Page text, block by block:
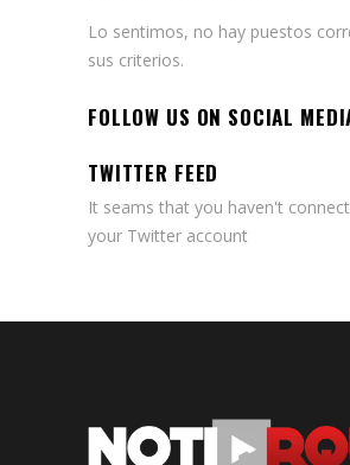
Lo sentimos, no hay puestos
sus criterios.
FOLLOW US ON SOCIAL
TWITTER FEED
It seams that you haven't
your Twitter account